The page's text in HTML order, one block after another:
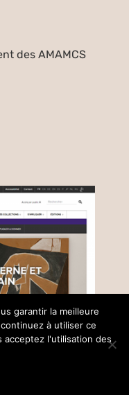
des AMAMCS
garantir la meilleure
à utiliser ce
acceptez l'utilisation des